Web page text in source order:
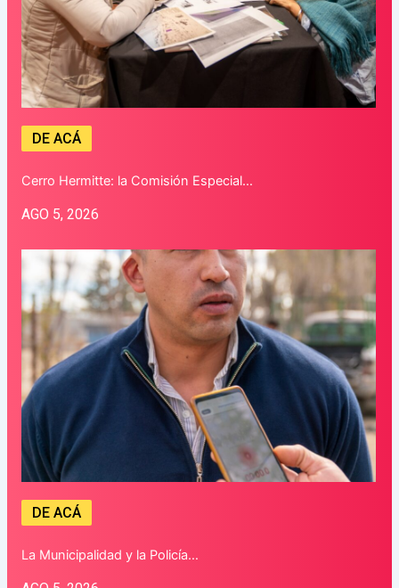
DE ACÁ
Cerro Hermitte: la Comisión Especial…
AGO 5, 2026
DE ACÁ
La Municipalidad y la Policía…